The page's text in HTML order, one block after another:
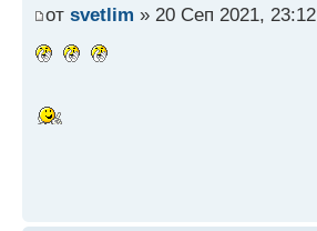
от svetlim » 20 Сеп 2021, 23:12